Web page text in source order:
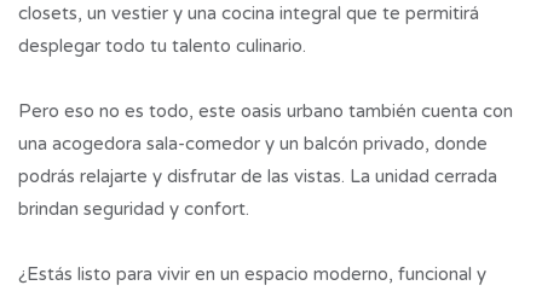
closets, un vestier y una cocina integral que te permitirá
desplegar todo tu talento culinario.
Pero eso no es todo, este oasis urbano también cuenta con
una acogedora sala-comedor y un balcón privado, donde
podrás relajarte y disfrutar de las vistas. La unidad cerrada
brindan seguridad y confort.
¿Estás listo para vivir en un espacio moderno, funcional y